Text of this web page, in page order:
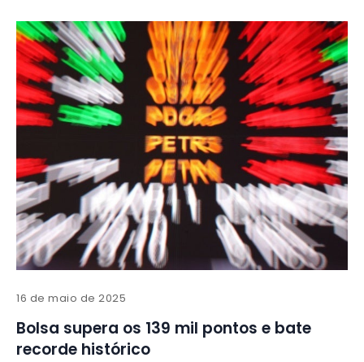
16 de maio de 2025
Bolsa supera os 139 mil pontos e bate
recorde histórico